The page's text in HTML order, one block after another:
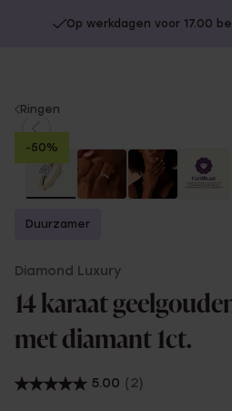
Op werkdagen voor 17.00
You
are
here:
Ringen
-50%
Duurzamer
Diamond Luxury
14 karaat
met diamant 1ct.
5.00 (2)